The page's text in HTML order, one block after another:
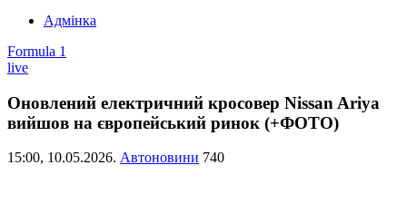
Адмінка
Formula 1
live
Оновлений електричний кросовер Nissan Ariya
вийшов на європейський ринок (+ФОТО)
15:00, 10.05.2026. Автоновини 740